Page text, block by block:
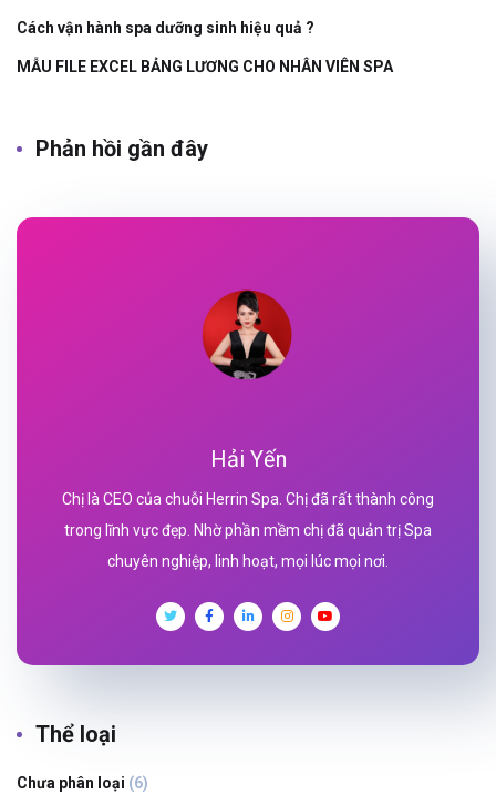
Cách vận hành spa dưỡng sinh hiệu quả ?
MẪU FILE EXCEL BẢNG LƯƠNG CHO NHÂN VIÊN SPA
Phản hồi gần đây
Hải Yến
Chị là CEO của chuỗi Herrin Spa. Chị đã rất thành công
trong lĩnh vực đẹp. Nhờ phần mềm chị đã quản trị Spa
chuyên nghiệp, linh hoạt, mọi lúc mọi nơi.
Thể loại
Chưa phân loại (6)